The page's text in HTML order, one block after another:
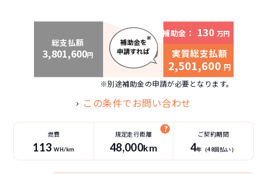
総支払額
3,801,600円
補助金： 130 万円
実質総支払額
2,501,600 円
※別途補助金の申請が必要となります。
この条件でお問い合わせ
燃費
113 WH/km
規定走行距離
48,000km
ご契約期間
4年（48回払い）